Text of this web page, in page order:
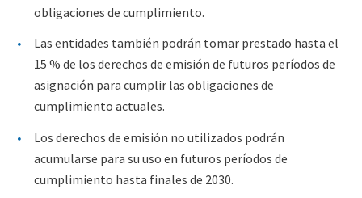
obligaciones de cumplimiento.
Las entidades también podrán tomar prestado hasta el
15 % de los derechos de emisión de futuros períodos de
asignación para cumplir las obligaciones de
cumplimiento actuales.
Los derechos de emisión no utilizados podrán
acumularse para su uso en futuros períodos de
cumplimiento hasta finales de 2030.